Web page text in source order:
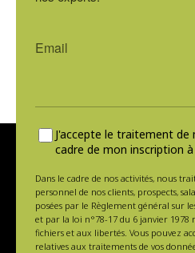
J'accepte le traitement de
cadre de mon inscription
Dans le cadre de nos activités, nous
personnel de nos clients, prospects,
posées par le Règlement général sur
et par la loi n°78-17 du 6 janvier
fichiers et aux libertés. Vous pouvez
relatives aux traitements de vos